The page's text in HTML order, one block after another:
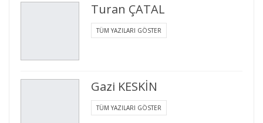
Turan ÇATAL
TÜM YAZILARI GÖSTER
Gazi KESKİN
TÜM YAZILARI GÖSTER